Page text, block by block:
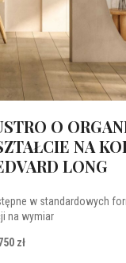
O
NA
LONG
w standardowych
na wymiar
zł